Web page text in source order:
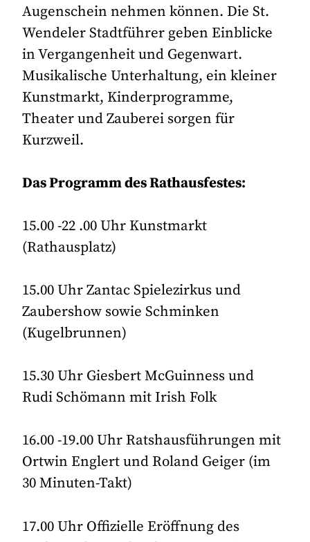
Augenschein nehmen können. Die St.
Wendeler Stadtführer geben Einblicke
in Vergangenheit und Gegenwart.
Musikalische Unterhaltung, ein kleiner
Kunstmarkt, Kinderprogramme,
Theater und Zauberei sorgen für
Kurzweil.
Das Programm des Rathausfestes:
15.00 -22 .00 Uhr Kunstmarkt
(Rathausplatz)
15.00 Uhr Zantac Spielezirkus und
Zaubershow sowie Schminken
(Kugelbrunnen)
15.30 Uhr Giesbert McGuinness und
Rudi Schömann mit Irish Folk
16.00 -19.00 Uhr Ratshausführungen mit
Ortwin Englert und Roland Geiger (im
30 Minuten-Takt)
17.00 Uhr Offizielle Eröffnung des